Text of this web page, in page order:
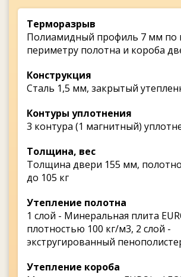
Терморазрыв
Полиамидный профиль 7 мм по
периметру полотна и короба
Конструкция
Сталь 1,5 мм, закрытый
Контуры уплотнения
3 контура (1 магнитный)
Толщина, вес
Толщина двери 155 мм,
до 105 кг
Утепление полотна
1 слой - Минеральная плита
плотностью 100 кг/м3, 2 слой -
экстругированный
Утепление короба